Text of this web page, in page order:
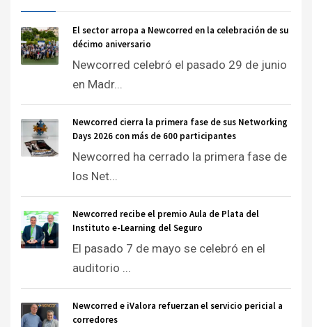
El sector arropa a Newcorred en la celebración de su
décimo aniversario
Newcorred celebró el pasado 29 de junio
en Madr...
Newcorred cierra la primera fase de sus Networking
Days 2026 con más de 600 participantes
Newcorred ha cerrado la primera fase de
los Net...
Newcorred recibe el premio Aula de Plata del
Instituto e-Learning del Seguro
El pasado 7 de mayo se celebró en el
auditorio ...
Newcorred e iValora refuerzan el servicio pericial a
corredores